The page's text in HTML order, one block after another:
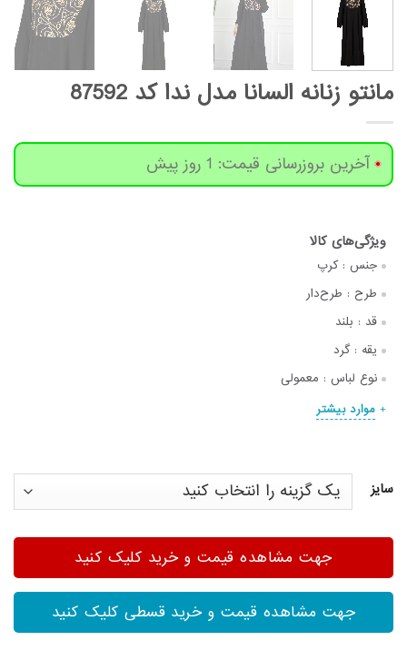
مانتو زنانه السانا مدل ندا کد 87592
آخرین بروزرسانی قیمت: 1 روز پیش
جنس : کرپ
طرح : طرح‌دار
قد : بلند
یقه : گرد
نوع لباس : معمولی
موارد بیشتر
سایز
جهت مشاهده قیمت و خرید کلیک کنید
جهت مشاهده قیمت و خرید قسطی کلیک کنید